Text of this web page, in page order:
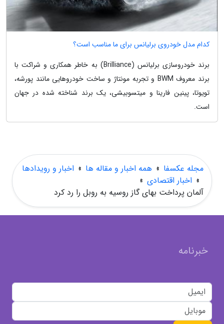
کدام مدل خودروی برلیانس برای ما مناسب است؟
برند خودروسازی برلیانس (Brilliance) به خاطر همکاری و شراکت با
برند معروف BWM و تجربه مونتاژ و ساخت خودروهایی مانند پورشه،
تویوتا، پینین فارینا و میتسوبیشی، یک برند شناخته شده در جهان
است.
مجله عکسفا » همه اخبار و مقاله ها » اخبار و رویدادها
» اخبار اقتصادی »
آلمان پرداخت بهای گاز روسیه به روبل را رد کرد
خبرنامه